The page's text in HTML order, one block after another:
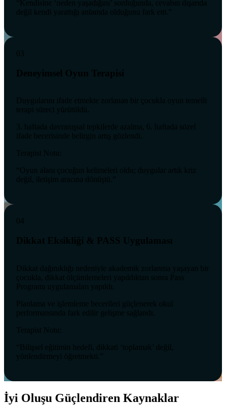
“Kendisine ‘neden yaşadığını’ sorduğunda, cevabın dışarıda
değil kendi yarattığı anlamda olduğunu fark etti.”
03
Deneyimsel Oyun Terapisi
Duygularını ifade etmekte zorlanan bir çocukla oyun temelli
terapi süreci yürütüldü.
3. haftada davranışsal tepkilerde azalma, 6. haftada sözel
ifade becerisinde belirgin artış gözlendi.
Terapist Notu:
“Oyun alanı çocuğun kelimeleri oldu; duygular artık kriz
değil, iletişim aracına dönüştü.”
04
Dikkat Eksikliği & PASS Uygulaması
Dikkat dağınıklığı nedeniyle akademik zorlanma yaşayan bir
çocukla, dikkat ölçümlemeleri yapıldıktan sonra Pass
Programı uygulamaları yapıldı.
Planlama ve işlemleme becerileri güçlenerek okul
performansında fark edilir gelişme sağlandı.
Terapist Notu:
“Bilişsel eğitimin hedefi, dikkati ‘toplamak’ değil,
yönlendirmeyi öğretmekti.”
İyi Oluşu Güçlendiren Kaynaklar